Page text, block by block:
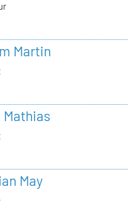
Martin
Mathias
May